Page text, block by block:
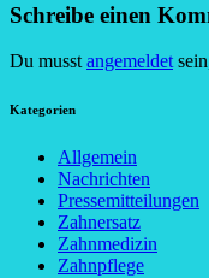
Schreibe einen
Du musst angemeldet
Kategorien
Allgemein
Nachrichten
Pressemitteilungen
Zahnersatz
Zahnmedizin
Zahnpflege